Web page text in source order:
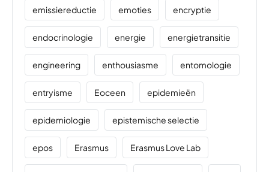
emissiereductie emoties encryptie
endocrinologie energie energietransitie
engineering enthousiasme entomologie
entryisme Eoceen epidemieën
epidemiologie epistemische selectie
epos Erasmus Erasmus Love Lab